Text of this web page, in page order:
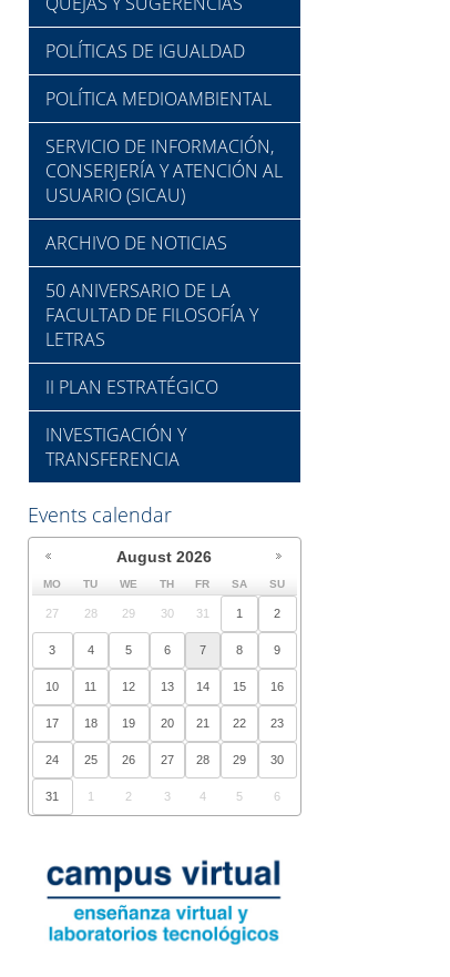
POLÍTICAS DE IGUALDAD
POLÍTICA MEDIOAMBIENTAL
SERVICIO DE INFORMACIÓN,
CONSERJERÍA Y ATENCIÓN AL
USUARIO (SICAU)
ARCHIVO DE NOTICIAS
50 ANIVERSARIO DE LA
FACULTAD DE FILOSOFÍA Y
LETRAS
II PLAN ESTRATÉGICO
INVESTIGACIÓN Y
TRANSFERENCIA
Events calendar
August 2026
MO TU WE TH FR SA SU
27 28 29 30 31 1 2
3 4 5 6 7 8 9
10 11 12 13 14 15 16
17 18 19 20 21 22 23
24 25 26 27 28 29 30
31 1 2 3 4 5 6